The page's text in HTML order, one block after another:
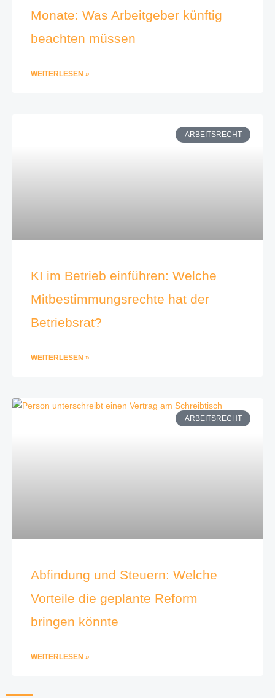
Monate: Was Arbeitgeber künftig
beachten müssen
WEITERLESEN »
ARBEITSRECHT
KI im Betrieb einführen: Welche
Mitbestimmungsrechte hat der
Betriebsrat?
WEITERLESEN »
ARBEITSRECHT
Abfindung und Steuern: Welche
Vorteile die geplante Reform
bringen könnte
WEITERLESEN »